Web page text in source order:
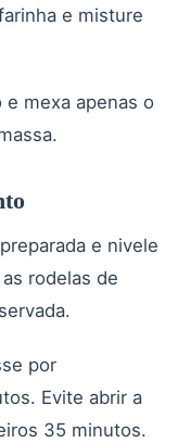
e misture
mexa apenas o
e nivele
rodelas de
por
Evite abrir a
35 minutos.